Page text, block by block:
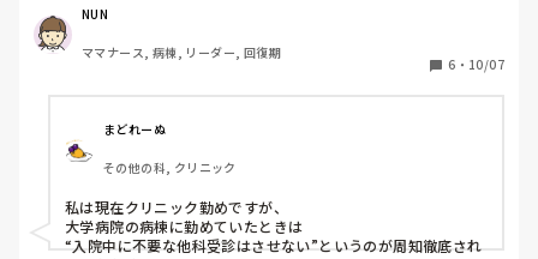
に、退院してから行ってもらうことを提案するとか…。他科
受診をすると減算になるので、そこらへんを考えて仕事して
ますかね？
望が多く、その度に看護師が行けますよ〜！貰えますよ〜！
と言ってDrに伝えることが多く、Drもそこまで言ったなら許
可するしかなくなってることがあります。
やっぱり普通に働いていると減算とかマルメとか考えないの
が普通ですかね？
意見を聞きたいです。
NUN
ママナース, 病棟, リーダー, 回復期
6 ・ 10/07
まどれーぬ
その他の科, クリニック
私は現在クリニック勤めですが、
大学病院の病棟に勤めていたときは
“入院中に不要な他科受診はさせない”というのが周知徹底され